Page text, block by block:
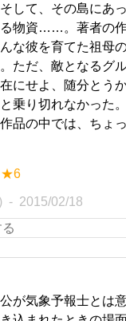
して、その島にあ
物資……。著者の
な彼を育てた祖母
ただ、敵となるグ
にせよ、随分とう
乗り切れなかった
品の中では、ちょ
★6
2015/02/18
が気象予報士とは